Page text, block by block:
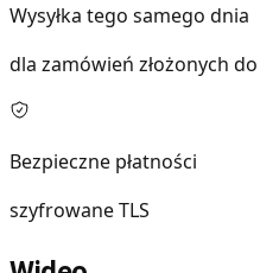
Wysyłka tego samego dnia
dla zamówień złożonych
Bezpieczne płatności
szyfrowane TLS